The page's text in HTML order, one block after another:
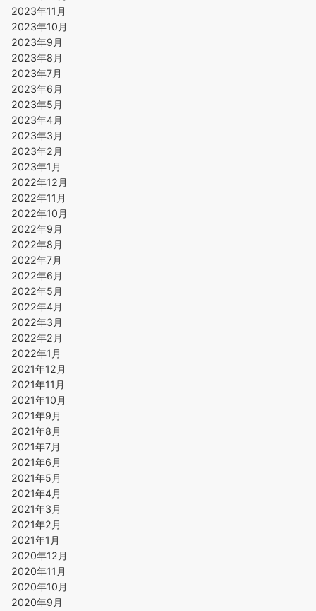
2023年11月
2023年10月
2023年9月
2023年8月
2023年7月
2023年6月
2023年5月
2023年4月
2023年3月
2023年2月
2023年1月
2022年12月
2022年11月
2022年10月
2022年9月
2022年8月
2022年7月
2022年6月
2022年5月
2022年4月
2022年3月
2022年2月
2022年1月
2021年12月
2021年11月
2021年10月
2021年9月
2021年8月
2021年7月
2021年6月
2021年5月
2021年4月
2021年3月
2021年2月
2021年1月
2020年12月
2020年11月
2020年10月
2020年9月